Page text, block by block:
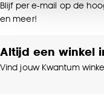
noodzakelijke
klikken.
Goed om te
Gewicht
Hoogte
Blijf per e-mail op de
en meer!
Altijd een winkel
Vind jouw Kwantum